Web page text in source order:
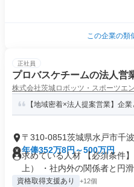
この企業の類
正社員
プロバスケチームの法人営
株式会社茨城ロボッツ・スポーツエ
【地域密着×法人提案営業】企
〒310-0851茨城県水戸市千
年俸352万8円～500万円
求めている人材 【必須条件
上） ・社内外の関係者と円滑
資格取得支援あり +12個